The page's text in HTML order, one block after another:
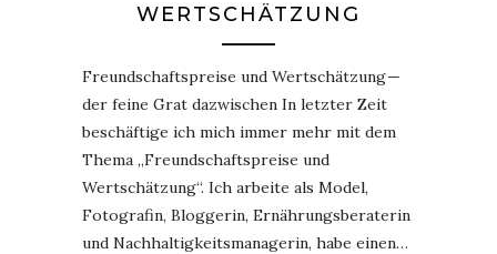
WERTSCHÄTZUNG
Freundschaftspreise und Wertschätzung —
der feine Grat dazwischen In letzter Zeit
beschäftige ich mich immer mehr mit dem
Thema „Freundschaftspreise und
Wertschätzung“. Ich arbeite als Model,
Fotografin, Bloggerin, Ernährungsberaterin
und Nachhaltigkeitsmanagerin, habe einen…